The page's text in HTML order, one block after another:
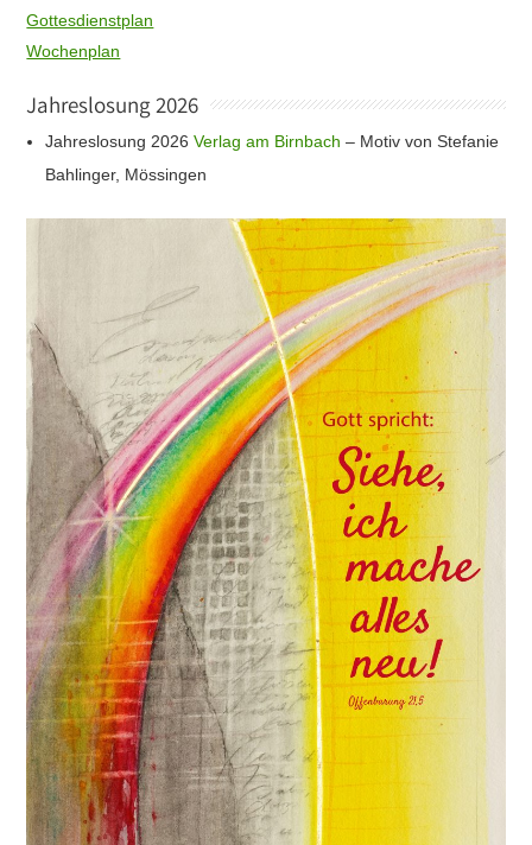
Gottesdienstplan
Wochenplan
Jahreslosung 2026
Jahreslosung 2026Verlag am Birnbach – Motiv von Stefanie
Bahlinger, Mössingen